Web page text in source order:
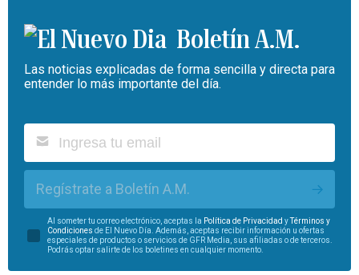
Boletín A.M.
Las noticias explicadas de forma sencilla y directa para
entender lo más importante del día.
Regístrate a Boletín A.M.
Al someter tu correo electrónico, aceptas la Política de Privacidad yTérminos y
Condiciones de El Nuevo Día. Además, aceptas recibir información u ofertas
especiales de productos o servicios de GFR Media, sus afiliadas o de terceros.
Podrás optar salirte de los boletines en cualquier momento.